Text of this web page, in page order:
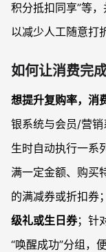
积分抵扣同享”等
以减少人工随意打
如何让消费完
想提升复购率，消
银系统与会员/营销
生时自动执行一系
满一定金额、购买
的满减券或折扣券
级礼或生日券；针
“唤醒成功”分组，